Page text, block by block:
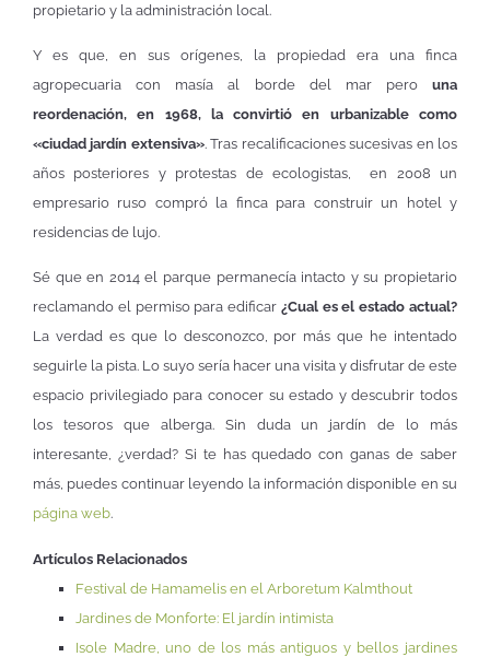
propietario y la administración local.
Y es que, en sus orígenes, la propiedad era una finca
agropecuaria con masía al borde del mar pero una
reordenación, en 1968, la convirtió en urbanizable como
«ciudad jardín extensiva». Tras recalificaciones sucesivas en los
años posteriores y protestas de ecologistas, en 2008 un
empresario ruso compró la finca para construir un hotel y
residencias de lujo.
Sé que en 2014 el parque permanecía intacto y su propietario
reclamando el permiso para edificar ¿Cual es el estado actual?
La verdad es que lo desconozco, por más que he intentado
seguirle la pista. Lo suyo sería hacer una visita y disfrutar de este
espacio privilegiado para conocer su estado y descubrir todos
los tesoros que alberga. Sin duda un jardín de lo más
interesante, ¿verdad? Si te has quedado con ganas de saber
más, puedes continuar leyendo la información disponible en su
página web.
Artículos Relacionados
Festival de Hamamelis en el Arboretum Kalmthout
Jardines de Monforte: El jardín intimista
Isole Madre, uno de los más antiguos y bellos jardines